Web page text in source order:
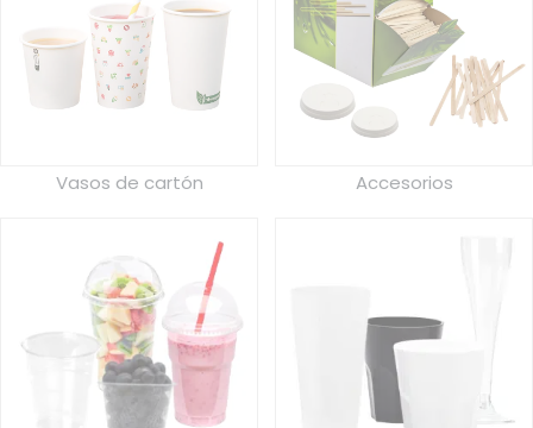
Vasos de cartón Accesorios